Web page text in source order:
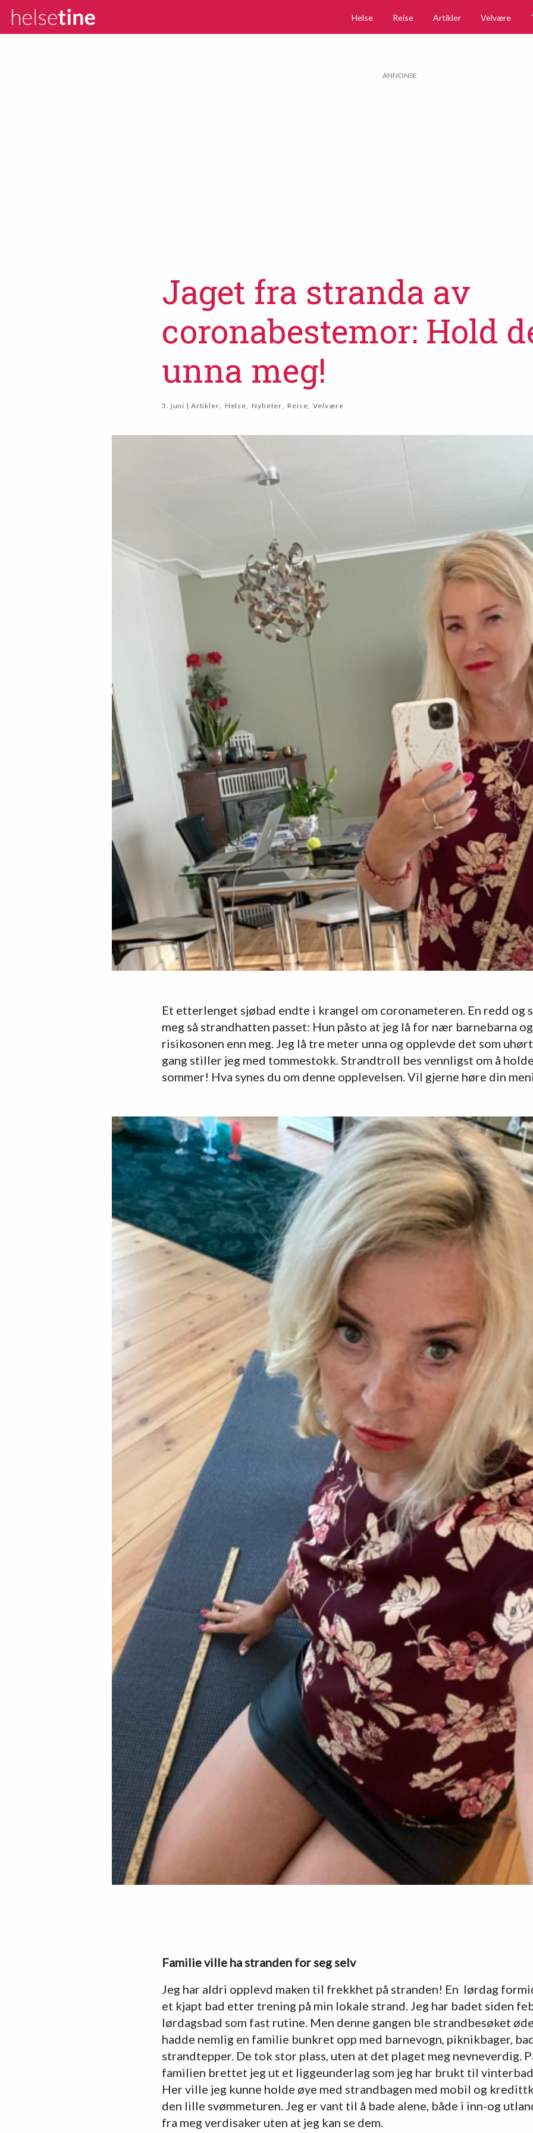
Helse Reise Artikler Velvære
ANNONSE
Jaget fra stranda av
coronabestemor: Hold
unna meg!
3. juni | Artikler Helse Nyheter Reise Velvære
Et etterlenget sjøbad endte i krangel om coronameteren. En redd og
meg så strandhatten passet: Hun påsto at jeg lå for nær barnebarna
risikosonen enn meg. Jeg lå tre meter unna og opplevde det som
gang stiller jeg med tommestokk. Strandtroll bes vennligst om å
sommer! Hva synes du om denne opplevelsen. Vil gjerne høre din
Familie ville ha stranden for seg selv
Jeg har aldri opplevd maken til frekkhet på stranden! En lørdag
et kjapt bad etter trening på min lokale strand. Jeg har badet siden
lørdagsbad som fast rutine. Men denne gangen ble strandbesøket
hadde nemlig en familie bunkret opp med barnevogn, piknikbager,
strandtepper. De tok stor plass, uten at det plaget meg nevneverdig.
familien brettet jeg ut et liggeunderlag som jeg har brukt til
Her ville jeg kunne holde øye med strandbagen med mobil og
den lille svømmeturen. Jeg er vant til å bade alene, både i inn-og
fra meg verdisaker uten at jeg kan se dem.